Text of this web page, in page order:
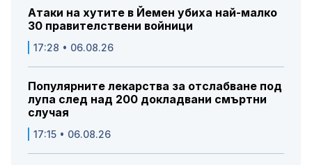
Атаки на хутите в Йемен убиха най-малко
30 правителствени войници
17:28 • 06.08.26
Популярните лекарства за отслабване под
лупа след над 200 докладвани смъртни
случая
17:15 • 06.08.26